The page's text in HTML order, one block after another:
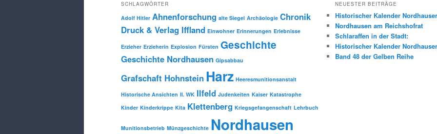
SCHLAGWÖRTER
Adolf Hitler Ahnenforschung alte Siegel Archäologie Chronik
Druck & Verlag Iffland Einwohner Erinnerungen Erlebnisse
Erzieher Erzieherin Explosion Fürsten Geschichte
Geschichte Nordhausen Gipsabbau
Grafschaft Hohnstein Harz Heeresmunitionsanstalt
Historische Ansichten II. WK Ilfeld Judenkeiten Kaiser Katastrophe
Kinder Kinderkrippe Kita Klettenberg Kriegsgefangenschaft Lehrbuch
Munitionsbetrieb Münzgeschichte Nordhausen
NEUESTER BEITRÄGE
Historischer Kalender
Nordhausen am Reichshofrat
Schlaraffen in der Stadt:
Historischer Kalender
Band 48 der Gelben Reihe